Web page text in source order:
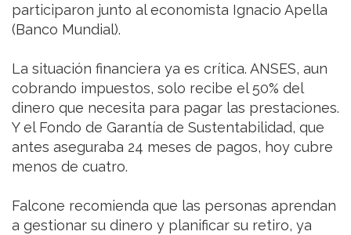
participaron junto al economista Ignacio Apella
(Banco Mundial).
La situación financiera ya es crítica. ANSES, aun
cobrando impuestos, solo recibe el 50% del
dinero que necesita para pagar las prestaciones.
Y el Fondo de Garantía de Sustentabilidad, que
antes aseguraba 24 meses de pagos, hoy cubre
menos de cuatro.
Falcone recomienda que las personas aprendan
a gestionar su dinero y planificar su retiro, ya